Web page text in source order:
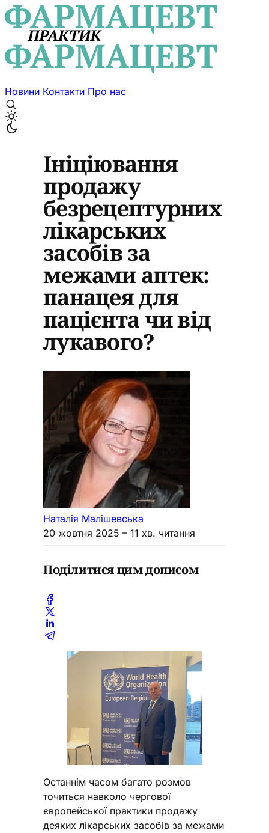
Новини Контакти Про нас
Ініціювання
продажу
безрецептурних
лікарських
засобів за
межами аптек:
панацея для
пацієнта чи від
лукавого?
Наталія Малішевська
20 жовтня 2025 – 11 хв. читання
Поділитися цим дописом
Останнім часом багато розмов
точиться навколо чергової
європейської практики продажу
деяких лікарських засобів за межами